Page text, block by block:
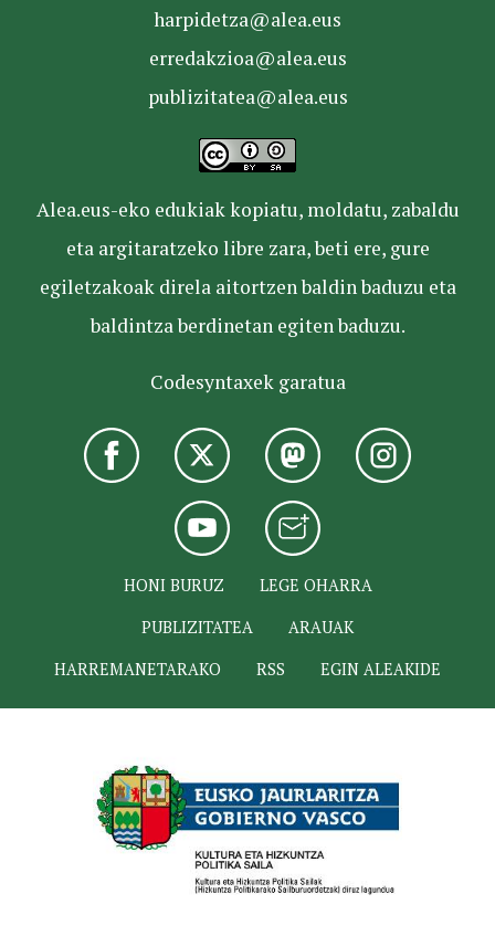
harpidetza@alea.eus
erredakzioa@alea.eus
publizitatea@alea.eus
Alea.eus-eko edukiak kopiatu, moldatu, zabaldu
eta argitaratzeko libre zara, beti ere, gure
egiletzakoak direla aitortzen baldin baduzu eta
baldintza berdinetan egiten baduzu.
Codesyntaxek garatua
HONI BURUZ
LEGE OHARRA
PUBLIZITATEA
ARAUAK
HARREMANETARAKO
RSS EGIN ALEAKIDE